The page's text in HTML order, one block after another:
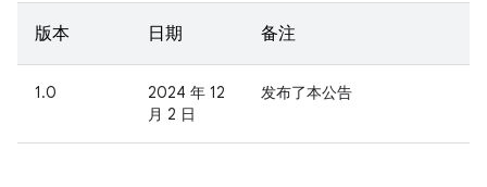
版本 日期 备注
1.0
2024 年 12
月 2 日
发布了本公告